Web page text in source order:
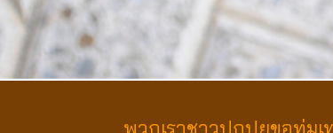
พวกเราชาวปุกปุยขอทุ่ม